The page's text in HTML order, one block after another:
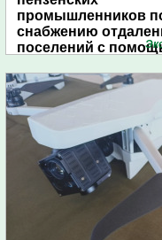
промышленников
снабжению
поселений с